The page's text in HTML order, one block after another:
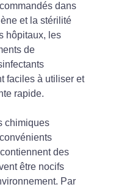
dans
et la stérilité
hôpitaux, les
de
faciles à utiliser et
rapide.
chimiques
des
être nocifs
Par